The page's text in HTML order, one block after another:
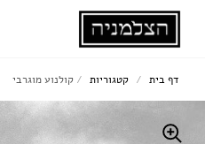
דף בית / קטגוריות / קולנוע מוגרבי